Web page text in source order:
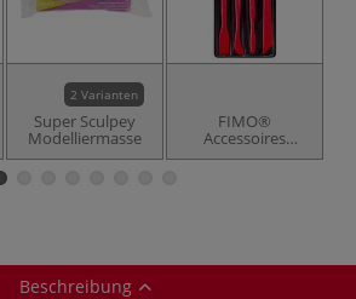
2 Varianten
Super Sculpey
Modelliermasse
FIMO®
Accessoires
Modellierwerkzeug-
Beschreibung